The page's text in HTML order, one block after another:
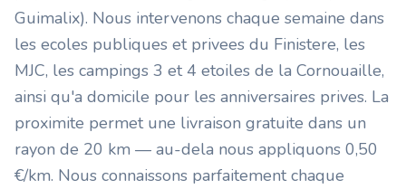
Guimalix). Nous intervenons chaque semaine dans
les ecoles publiques et privees du Finistere, les
MJC, les campings 3 et 4 etoiles de la Cornouaille,
ainsi qu'a domicile pour les anniversaires prives. La
proximite permet une livraison gratuite dans un
rayon de 20 km — au-dela nous appliquons 0,50
€/km. Nous connaissons parfaitement chaque